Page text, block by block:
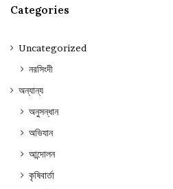
Categories
Uncategorized
নরসিংদী
অন্যান্য
অনুসন্ধান
অভিযান
আন্দোলন
কৃষিবার্তা